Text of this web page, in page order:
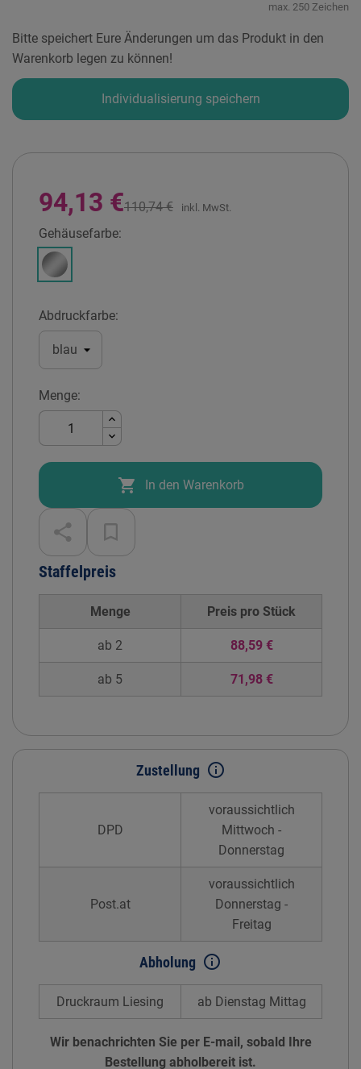
max. 250 Zeichen
Bitte speichert Eure Änderungen um das Produkt in den
Warenkorb legen zu können!
Individualisierung speichern
94,13 €110,74 € inkl. MwSt.
Gehäusefarbe:
Stahl
Abdruckfarbe:
Menge:
 In den Warenkorb
Staffelpreis
Menge Preis pro Stück
ab 2 88,59 €
ab 5 71,98 €
Zustellung info_outline
DPD
voraussichtlich
Mittwoch -
Donnerstag
Post.at
voraussichtlich
Donnerstag -
Freitag
Abholung info_outline
Druckraum Liesing ab Dienstag Mittag
Wir benachrichten Sie per E-mail, sobald Ihre
Bestellung abholbereit ist.